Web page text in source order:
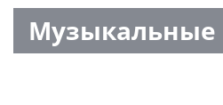
Музыкальные